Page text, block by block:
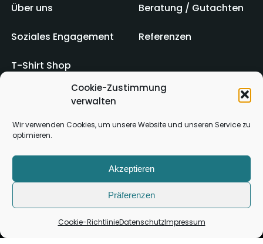
Cookie-Zustimmung
verwalten
Wir verwenden Cookies, um unsere Website und unseren Service zu
optimieren.
Akzeptieren
Präferenzen
Cookie-RichtlinieDatenschutzImpressum
Über uns Beratung / Gutachten
Soziales Engagement Referenzen
T-Shirt Shop
Impressum AGB